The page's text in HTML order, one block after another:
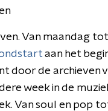
Van maandag
aan het
door de archieven
week in de
Van soul en pop